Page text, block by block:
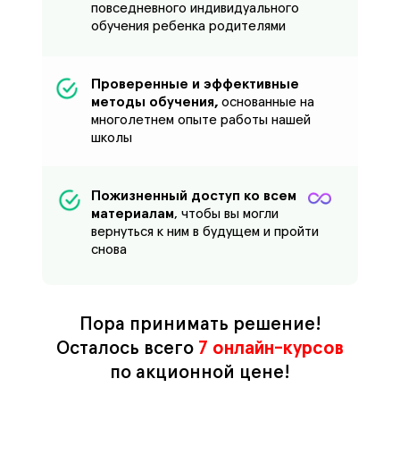
повседневного индивидуального
обучения ребенка родителями
Проверенные и эффективные
методы обучения, основанные на
многолетнем опыте работы нашей
школы
Пожизненный доступ ко всем
материалам, чтобы вы могли
вернуться к ним в будущем и пройти
снова
Пора принимать решение!
Осталось всего 7 онлайн-курсов
по акционной цене!